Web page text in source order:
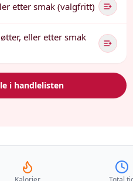
etter smak (valgfritt)
eller etter smak
i handlelisten